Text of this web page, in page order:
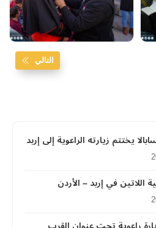
التالي
يختتم زيارته الراعوية إلى إربد
اللاتين في إربد – الأردن